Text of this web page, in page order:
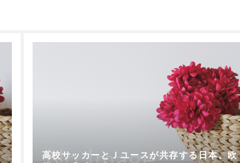
高校サッカーとＪユースが共存する日本。欧